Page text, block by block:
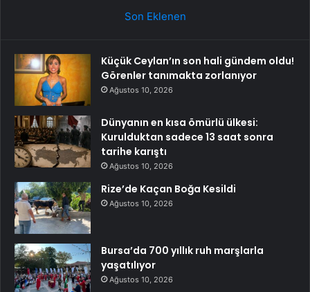
Son Eklenen
Küçük Ceylan’ın son hali gündem oldu!
Görenler tanımakta zorlanıyor
Ağustos 10, 2026
Dünyanın en kısa ömürlü ülkesi:
Kurulduktan sadece 13 saat sonra
tarihe karıştı
Ağustos 10, 2026
Rize’de Kaçan Boğa Kesildi
Ağustos 10, 2026
Bursa’da 700 yıllık ruh marşlarla
yaşatılıyor
Ağustos 10, 2026